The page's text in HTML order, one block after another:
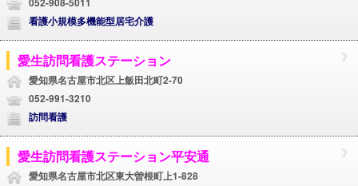
看護小規模多機能型居宅介護
愛生訪問看護ステーション
愛知県名古屋市北区上飯田北町2-70
052-991-3210
訪問看護
愛生訪問看護ステーション平安通
愛知県名古屋市北区東大曽根町上1-828